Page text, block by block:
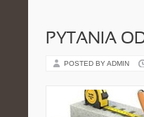
PYTANIA
POSTED BY ADMIN